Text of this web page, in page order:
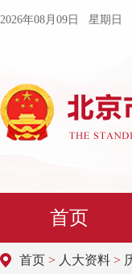
2026年08月09日 星期日
首页
首页 > 人大资料 >